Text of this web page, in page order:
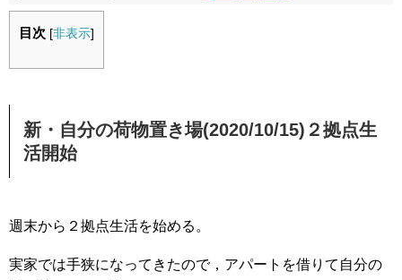
目次 [非表示]
新・自分の荷物置き場(2020/10/15)２拠点生
活開始
週末から２拠点生活を始める。
実家では手狭になってきたので，アパートを借りて自分の